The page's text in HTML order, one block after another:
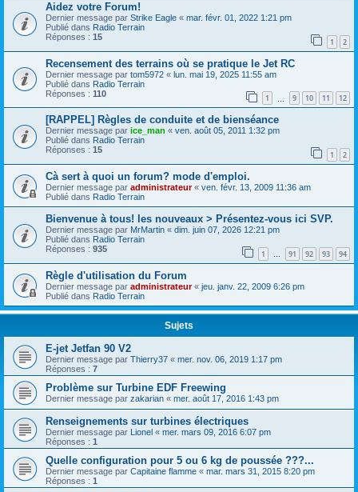
Aidez votre Forum!
Dernier message par Strike Eagle « mar. févr. 01, 2022 1:21 pm
Publié dans Radio Terrain
Réponses : 15 1 2
Recensement des terrains où se pratique le Jet RC
Dernier message par tom5972 « lun. mai 19, 2025 11:55 am
Publié dans Radio Terrain
Réponses : 110 1 9 10 11 12
[RAPPEL] Règles de conduite et de bienséance
Dernier message par ice_man « ven. août 05, 2011 1:32 pm
Publié dans Radio Terrain
Réponses : 15 1 2
Cà sert à quoi un forum? mode d'emploi.
Dernier message par administrateur« ven. févr. 13, 2009 11:36 am
Publié dans Radio Terrain
Bienvenue à tous! les nouveaux > Présentez-vous ici SVP.
Dernier message par MrMartin « dim. juin 07, 2026 12:21 pm
Publié dans Radio Terrain
Réponses : 935 1 … 91 92 93 94
Règle d'utilisation du Forum
Dernier message par administrateur« jeu. janv. 22, 2009 6:26 pm
Publié dans Radio Terrain
Sujets
E-jet Jetfan 90 V2
Dernier message par Thierry37 « mer. nov. 06, 2019 1:17 pm
Réponses : 7
Problème sur Turbine EDF Freewing
Dernier message par zakarian « mer. août 17, 2016 1:43 pm
Renseignements sur turbines électriques
Dernier message par Lionel « mer. mars 09, 2016 6:07 pm
Réponses : 1
Quelle configuration pour 5 ou 6 kg de poussée ???...
Dernier message par Capitaine flamme « mar. mars 31, 2015 8:20 pm
Réponses : 1